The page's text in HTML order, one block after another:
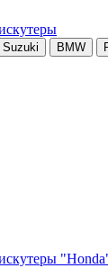
Suzuki BMW